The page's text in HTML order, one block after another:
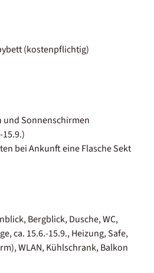
(kostenpflichtig)
und Sonnenschirmen
bei Ankunft eine Flasche Sekt
Bergblick, Dusche, WC,
ca. 15.6.-15.9., Heizung, Safe,
WLAN, Kühlschrank, Balkon